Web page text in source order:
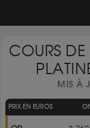
COURS
MIS À
PRIX EN EUROS